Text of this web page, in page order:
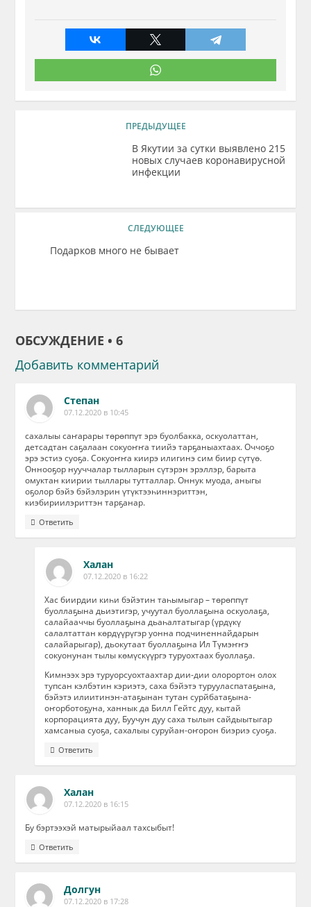
ПРЕДЫДУЩЕЕ
В Якутии за сутки выявлено 215
новых случаев коронавирусной
инфекции
СЛЕДУЮЩЕЕ
Подарков много не бывает
ОБСУЖДЕНИЕ • 6
Добавить комментарий
Степан
07.12.2020 в 10:45
сахалыы саҥарары төрөппүт эрэ буолбакка, оскуолаттан,
детсадтан саҕалаан сокуоҥҥа тиийэ тарҕаныахтаах. Оччоҕо
эрэ эстиэ суоҕа. Сокуоҥҥа киирэ илигинэ сим биир сүтүө.
Оннооҕор нууччалар тылларын сүтэрэн эрэллэр, барыта
омуктан киирии тыллары тутталлар. Оннук муода, аныгы
оҕолор бэйэ бэйэлэрин үтүктээһиннэриттэн,
киэбириилэриттэн тарҕанар.
Ответить
Халан
07.12.2020 в 16:22
Хас биирдии киһи бэйэтин таһымыгар – төрөппүт
буоллаҕына дьиэтигэр, учуутал буоллаҕына оскуолаҕа,
салайааччы буоллаҕына дьаһалтатыгар (үрдүкү
салалтаттан көрдүүрүгэр уонна подчиненнайдарын
салайарыгар), дьокутаат буоллаҕына Ил Түмэҥҥэ
сокуонунан тылы көмүскүүргэ туруохтаах буоллаҕа.
Кимнээх эрэ туруорсуохтаахтар дии-дии олорортон олох
тупсан кэлбэтин кэриэтэ, саха бэйэтэ турууласпатаҕына,
бэйэтэ илиитинэн-атаҕынан тутан сурйбатаҕына-
оҥорботоҕуна, ханнык да Билл Гейтс дуу, кытай
корпорацията дуу, Буучун дуу саха тылын сайдыытыгар
хамсаныа суоҕа, сахалыы суруйан-оҥорон биэриэ суоҕа.
Ответить
Халан
07.12.2020 в 16:15
Бу бэртээхэй матырыйаал тахсыбыт!
Ответить
Долгун
07.12.2020 в 17:28